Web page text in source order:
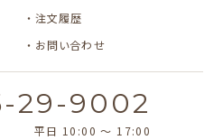
注文履歴
お問い合わせ
29-9002
平日 10:00 〜 17:00